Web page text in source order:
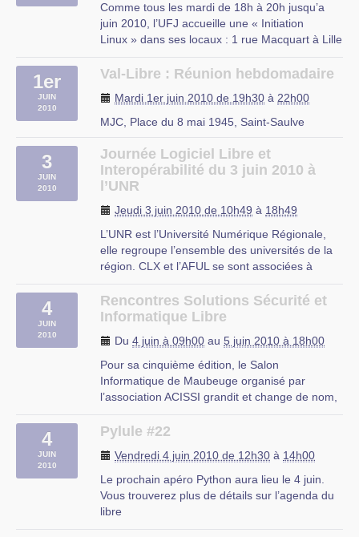
Comme tous les mardi de 18h à 20h jusqu’a
juin 2010, l’UFJ accueille une « Initiation
Linux » dans ses locaux : 1 rue Macquart à Lille
– Découverte des logiciels libres
– Installation d’une distribution Linux
– Le mode console
rue du Mal Assis, Lille
1er
JUIN
2010
Val-Libre : Réunion hebdomadaire
Mardi 1er juin 2010 de 19h30 à 22h00
MJC, Place du 8 mai 1945, Saint-Saulve
3
JUIN
2010
Journée Logiciel Libre et
Interopérabilité du 3 juin 2010 à
l’UNR
Jeudi 3 juin 2010 de 10h49 à 18h49
L’UNR est l’Université Numérique Régionale,
elle regroupe l’ensemble des universités de la
région. CLX et l’AFUL se sont associées à
découverte et d’approfondissement pour tous
les personnels des universités de la région.
4
JUIN
2010
Rencontres Solutions Sécurité et
Informatique Libre
Du 4 juin à 09h00 au 5 juin 2010 à 18h00
Pour sa cinquième édition, le Salon
Informatique de Maubeuge organisé par
l’association ACISSI grandit et change de nom,
Solutions de Sécurité et d’Informatique Libre.
exposants 300 concurrents pour les (…)
Espace Sculfort, Avenue Jean-Jaurès,
Maubeuge
4
JUIN
2010
Pylule #22
Vendredi 4 juin 2010 de 12h30 à 14h00
Le prochain apéro Python aura lieu le 4 juin.
Vous trouverez plus de détails sur l’agenda du
libre